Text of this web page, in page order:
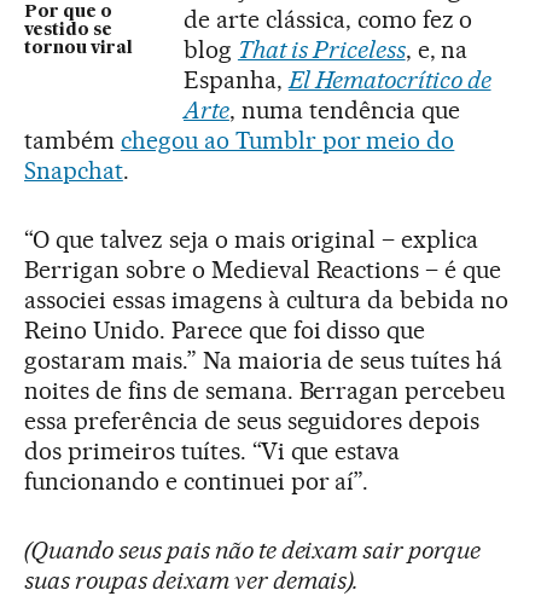
Por que o
vestido se
tornou viral
de arte clássica, como fez o
blog That is Priceless, e, na
Espanha,El Hematocrítico de
Arte, numa tendência que
também chegou ao Tumblr por meio do
Snapchat.
“O que talvez seja o mais original – explica
Berrigan sobre o Medieval Reactions – é que
associei essas imagens à cultura da bebida no
Reino Unido. Parece que foi disso que
gostaram mais.” Na maioria de seus tuítes há
noites de fins de semana. Berragan percebeu
essa preferência de seus seguidores depois
dos primeiros tuítes. “Vi que estava
funcionando e continuei por aí”.
(Quando seus pais não te deixam sair porque
suas roupas deixam ver demais).